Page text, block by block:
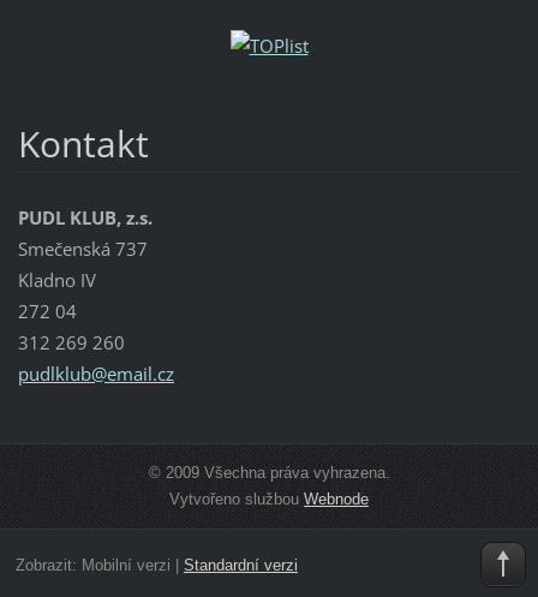
Kontakt
PUDL KLUB, z.s.
Smečenská 737
Kladno IV
272 04
312 269 260
pudlklub@email.cz
© 2009 Všechna práva vyhrazena.
Vytvořeno službou Webnode
Zobrazit: Mobilní verzi Standardní verzi